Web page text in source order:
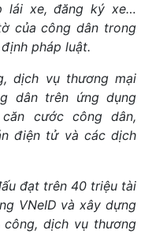
lái xe, đăng ký xe…
của công dân trong
pháp luật.
dịch vụ thương mại
dân trên ứng dụng
cước công dân,
điện tử và các dịch
đạt trên 40 triệu tài
VNeID và xây dựng
dịch vụ thương